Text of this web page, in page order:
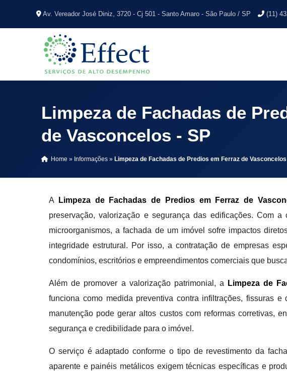
Av. Vereador José Diniz, 3720 - Cj 501 - Santo Amaro - São Paulo / SP (11)
Limpeza de Fachadas de
de Vasconcelos - SP
Home » Informações » Limpeza de Fachadas de Predios em Ferraz de Vasconcelos
A Limpeza de Fachadas de Predios em Ferraz de
preservação, valorização e segurança das edificações. Com
microorganismos, a fachada de um imóvel sofre impactos
integridade estrutural. Por isso, a contratação de empresas
condomínios, escritórios e empreendimentos comerciais que
Além de promover a valorização patrimonial, a
Limpeza de
funciona como medida preventiva contra infiltrações, fissuras
manutenção pode gerar altos custos com reformas corretivas,
segurança e credibilidade para o imóvel.
O serviço é adaptado conforme o tipo de revestimento da
aparente e painéis metálicos exigem técnicas específicas e